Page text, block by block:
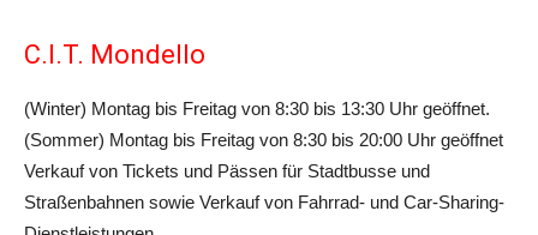
C.I.T. Mondello
(Winter) Montag bis Freitag von 8:30 bis 13:30 Uhr geöffnet.
(Sommer) Montag bis Freitag von 8:30 bis 20:00 Uhr geöffnet
Verkauf von Tickets und Pässen für Stadtbusse und
Straßenbahnen sowie Verkauf von Fahrrad- und Car-Sharing-